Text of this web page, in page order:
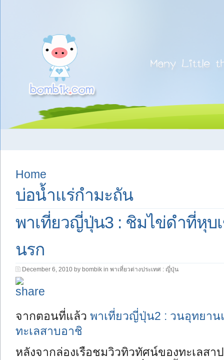
Home
บ่อน้ำแร่กำมะถัน
พาเที่ยวญี่ปุ่น3 : ชิมไข่ดำที่หุบ
นรก
December 6, 2010 by bombik in พาเที่ยวต่างประเทศ : ญี่ปุ่น
จากตอนที่แล้ว พาเที่ยวญี่ปุ่น2 : วนอุทยาน
ทะเลสาบอาชิ
หลังจากล่องเรือชมวิวทิวทัศน์ของทะเลส